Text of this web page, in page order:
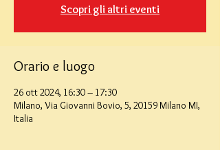
Scopri gli altri eventi
Orario e luogo
26 ott 2024, 16:30 – 17:30
Milano, Via Giovanni Bovio, 5, 20159 Milano MI,
Italia